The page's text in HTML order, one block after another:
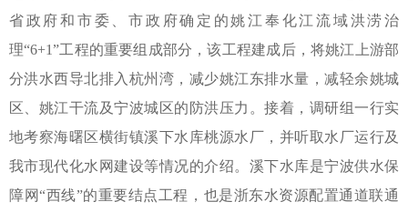
省政府和市委、市政府确定的姚江奉化江流域洪涝治
理“6+1”工程的重要组成部分，该工程建成后，将姚江上游部
分洪水西导北排入杭州湾，减少姚江东排水量，减轻余姚城
区、姚江干流及宁波城区的防洪压力。接着，调研组一行实
地考察海曙区横街镇溪下水库桃源水厂，并听取水厂运行及
我市现代化水网建设等情况的介绍。溪下水库是宁波供水保
障网“西线”的重要结点工程，也是浙东水资源配置通道联通